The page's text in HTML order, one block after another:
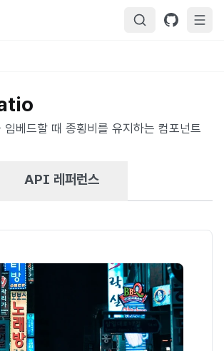
임베드할 때 종횡비를 유지하는 컴포넌트
API 레퍼런스